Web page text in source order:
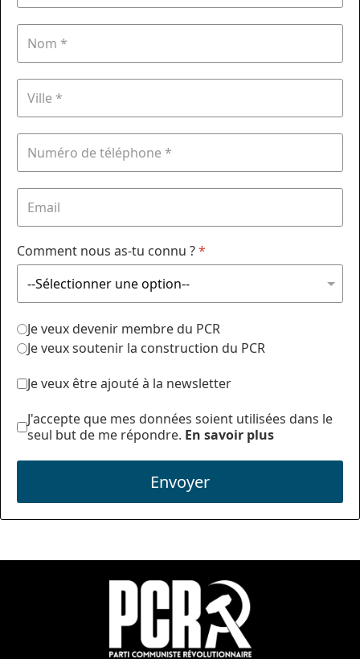
Comment nous as-tu connu ?*
Je veux devenir membre du PCR
Je veux soutenir la construction du PCR
Je veux être ajouté à la newsletter
J'accepte que mes données soient utilisées dans le
seul but de me répondre. En savoir plus
Envoyer